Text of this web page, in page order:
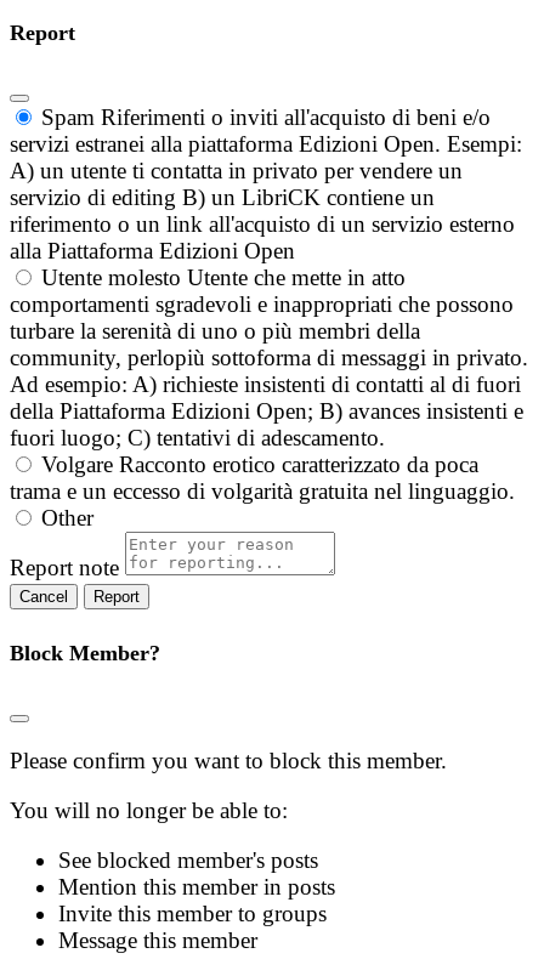
Report
Spam Riferimenti o inviti all'acquisto di beni e/o
servizi estranei alla piattaforma Edizioni Open. Esempi:
A) un utente ti contatta in privato per vendere un
servizio di editing B) un LibriCK contiene un
riferimento o un link all'acquisto di un servizio esterno
alla Piattaforma Edizioni Open
Utente molesto Utente che mette in atto
comportamenti sgradevoli e inappropriati che possono
turbare la serenità di uno o più membri della
community, perlopiù sottoforma di messaggi in privato.
Ad esempio: A) richieste insistenti di contatti al di fuori
della Piattaforma Edizioni Open; B) avances insistenti e
fuori luogo; C) tentativi di adescamento.
Volgare Racconto erotico caratterizzato da poca
trama e un eccesso di volgarità gratuita nel linguaggio.
Other
Report note
Report
Block Member?
Please confirm you want to block this member.
You will no longer be able to:
See blocked member's posts
Mention this member in posts
Invite this member to groups
Message this member